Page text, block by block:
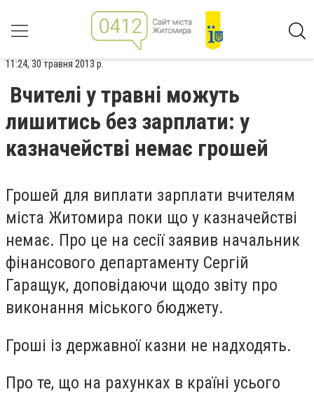
11:24, 30 травня 2013 р.
Вчителі у травні можуть
лишитись без зарплати: у
казначействі немає грошей
Грошей для виплати зарплати вчителям
міста Житомира поки що у казначействі
немає. Про це на сесії заявив начальник
фінансового департаменту Сергій
Гаращук, доповідаючи щодо звіту про
виконання міського бюджету.
Гроші із державної казни не надходять.
Про те, що на рахунках в країні усього